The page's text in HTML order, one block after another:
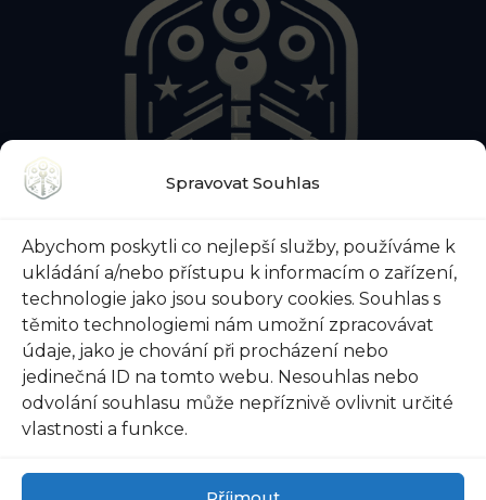
Spravovat Souhlas
Abychom poskytli co nejlepší služby, používáme k
ukládání a/nebo přístupu k informacím o zařízení,
technologie jako jsou soubory cookies. Souhlas s
těmito technologiemi nám umožní zpracovávat
údaje, jako je chování při procházení nebo
jedinečná ID na tomto webu. Nesouhlas nebo
odvolání souhlasu může nepříznivě ovlivnit určité
vlastnosti a funkce.
O NÁSKONTAKTYBLOG
O ZÁMEČNICKÉ POHOTOVOSTI
O ZABEZPEČENÍ DVEŘÍVŠE O TREZORECH
@ 2026 Zámečnictví-svoboda.cz |Ochrana osobních
údajů|Všeobecné obchodní podmínky